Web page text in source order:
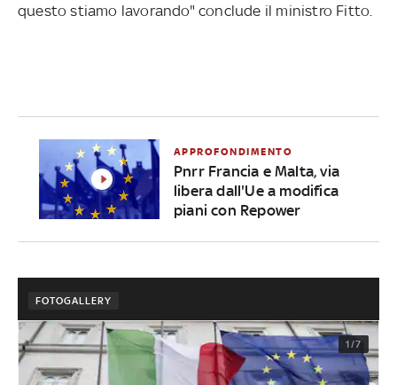
questo stiamo lavorando" conclude il ministro Fitto.
APPROFONDIMENTO
Pnrr Francia e Malta, via
libera dall'Ue a modifica
piani con Repower
FOTOGALLERY
1/7